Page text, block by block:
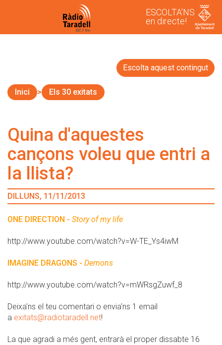
ESCOLTA'NS
en directe!
Escolta aquest contingut
Inici Els 30 exitats
Quina d'aquestes
cançons voleu que entri a
la llista?
DILLUNS, 11/11/2013
ONE DIRECTION - Story of my life
http://www.youtube.com/watch?v=W-TE_Ys4iwM
IMAGINE DRAGONS - Demons
http://www.youtube.com/watch?v=mWRsgZuwf_8
Deixa'ns el teu comentari o envia'ns 1 email
a exitats@radiotaradell.net!
La que agradi a més gent, entrarà el proper dissabte 16